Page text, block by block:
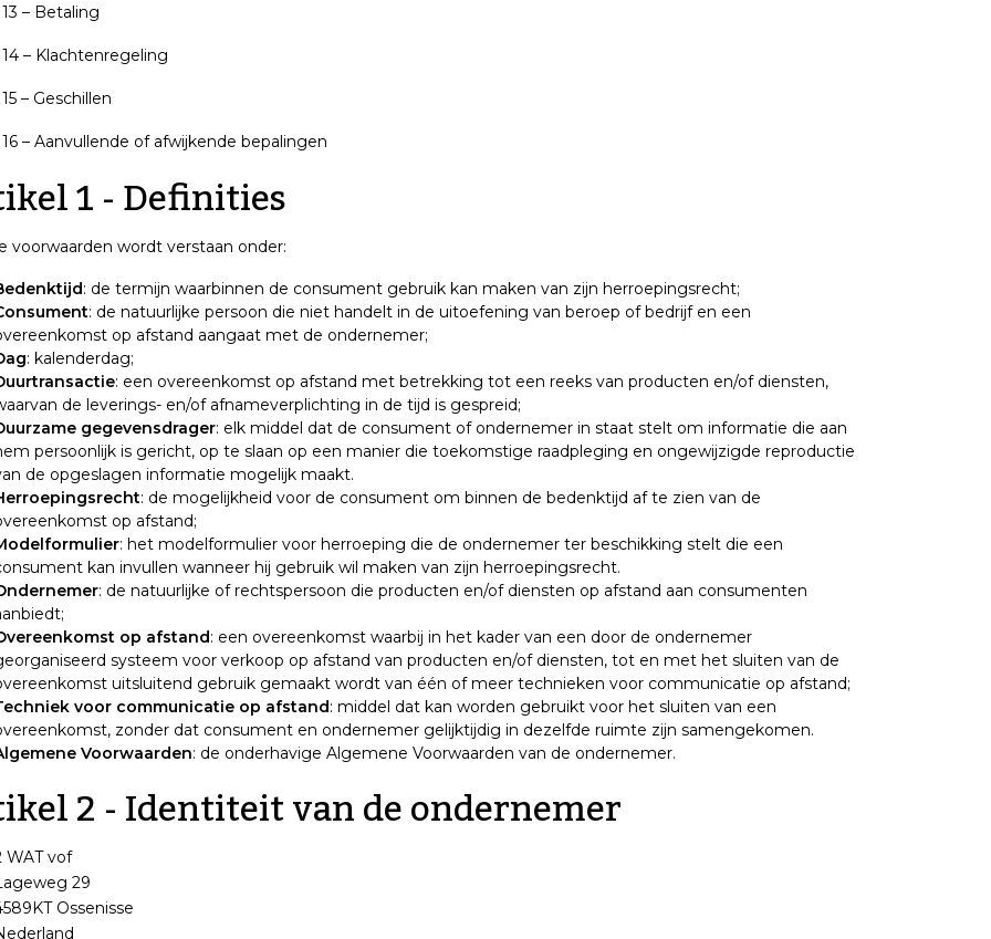
– Betaling
– Klachtenregeling
– Geschillen
– Aanvullende of afwijkende bepalingen
1 - Definities
voorwaarden wordt verstaan onder:
: de termijn waarbinnen de consument gebruik kan maken van zijn herroepingsrecht;
: de natuurlijke persoon die niet handelt in de uitoefening van beroep of bedrijf en een
op afstand aangaat met de ondernemer;
: kalenderdag;
: een overeenkomst op afstand met betrekking tot een reeks van producten en/of diensten,
de leverings- en/of afnameverplichting in de tijd is gespreid;
gegevensdrager: elk middel dat de consument of ondernemer in staat stelt om informatie die aan
persoonlijk is gericht, op te slaan op een manier die toekomstige raadpleging en ongewijzigde reproductie
de opgeslagen informatie mogelijk maakt.
: de mogelijkheid voor de consument om binnen de bedenktijd af te zien van de
op afstand;
: het modelformulier voor herroeping die de ondernemer ter beschikking stelt die een
kan invullen wanneer hij gebruik wil maken van zijn herroepingsrecht.
: de natuurlijke of rechtspersoon die producten en/of diensten op afstand aan consumenten
op afstand: een overeenkomst waarbij in het kader van een door de ondernemer
systeem voor verkoop op afstand van producten en/of diensten, tot en met het sluiten van de
uitsluitend gebruik gemaakt wordt van één of meer technieken voor communicatie op afstand;
voor communicatie op afstand: middel dat kan worden gebruikt voor het sluiten van een
zonder dat consument en ondernemer gelijktijdig in dezelfde ruimte zijn samengekomen.
Voorwaarden: de onderhavige Algemene Voorwaarden van de ondernemer.
2 - Identiteit van de ondernemer
WAT vof
29
Ossenisse